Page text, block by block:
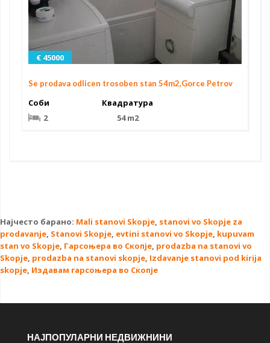
€ 45000
Se prodava odlicen trosoben stan 54m2,Gorce Petrov
Соби
2
Квадратура
54 m2
Најчесто барано: Mali stanovi Skopje, stanovi vo Skopje za
prodavanje, Stanovi Skopje, evtini stanovi vo Skopje, kupuvam
stan vo Skopje, Гарсоњера во Скопје, prodazba na stanovi vo
Skopje, prodazba na stanovi skopje, Izdavanje stanovi pod kirija
skopje, Издавам гарсоњера во Скопје
НАЈПОПУЛАРНИ НЕДВИЖНИНИ